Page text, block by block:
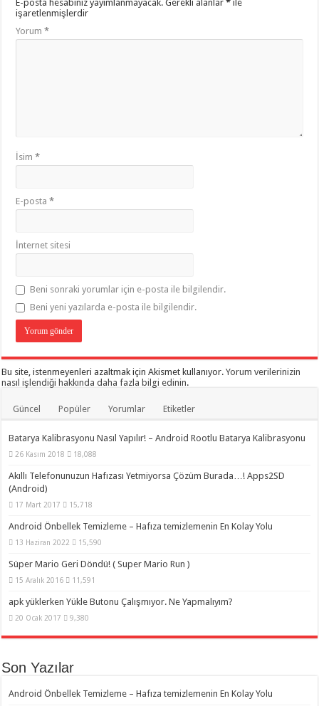
E-posta hesabınız yayımlanmayacak. Gerekli alanlar* ile
işaretlenmişlerdir
Yorum*
İsim*
E-posta*
İnternet sitesi
Beni sonraki yorumlar için e-posta ile bilgilendir.
Beni yeni yazılarda e-posta ile bilgilendir.
Bu site, istenmeyenleri azaltmak için Akismet kullanıyor.Yorum verilerinizin
nasıl işlendiği hakkında daha fazla bilgi edinin.
Güncel Popüler Yorumlar Etiketler
Batarya Kalibrasyonu Nasıl Yapılır! – Android Rootlu Batarya Kalibrasyonu
26 Kasım 2018 18,088
Akıllı Telefonunuzun Hafızası Yetmiyorsa Çözüm Burada…! Apps2SD
(Android)
17 Mart 2017 15,718
Android Önbellek Temizleme – Hafıza temizlemenin En Kolay Yolu
13 Haziran 2022 15,590
Süper Mario Geri Döndü! ( Super Mario Run )
15 Aralık 2016 11,591
apk yüklerken Yükle Butonu Çalışmıyor. Ne Yapmalıyım?
20 Ocak 2017 9,380
Son Yazılar
Android Önbellek Temizleme – Hafıza temizlemenin En Kolay Yolu